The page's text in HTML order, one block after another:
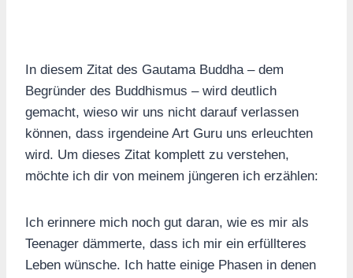
In diesem Zitat des Gautama Buddha – dem
Begründer des Buddhismus – wird deutlich
gemacht, wieso wir uns nicht darauf verlassen
können, dass irgendeine Art Guru uns erleuchten
wird. Um dieses Zitat komplett zu verstehen,
möchte ich dir von meinem jüngeren ich erzählen:
Ich erinnere mich noch gut daran, wie es mir als
Teenager dämmerte, dass ich mir ein erfüllteres
Leben wünsche. Ich hatte einige Phasen in denen